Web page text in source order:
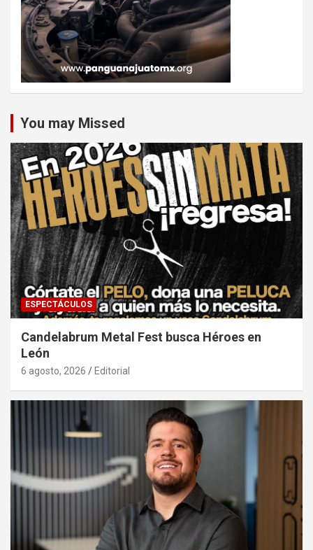
You may Missed
ESPECTÁCULOS
Candelabrum Metal Fest busca Héroes en
León
6 agosto, 2026 Editorial